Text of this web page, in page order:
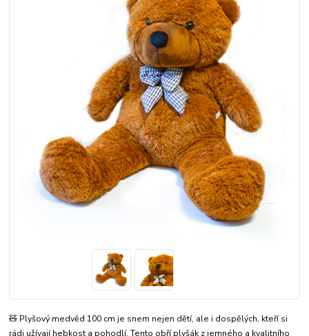
🧸 Plyšový medvěd 100 cm je snem nejen dětí, ale i dospělých, kteří si
rádi užívají hebkost a pohodlí. Tento obří plyšák z jemného a kvalitního